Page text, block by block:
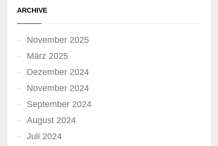
ARCHIVE
November 2025
März 2025
Dezember 2024
November 2024
September 2024
August 2024
Juli 2024